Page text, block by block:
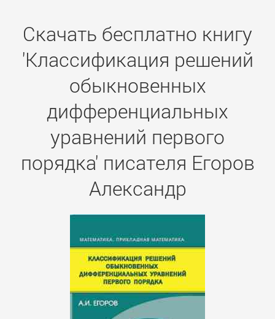
Скачать бесплатно книгу
'Классификация решений
обыкновенных
дифференциальных
уравнений первого
порядка' писателя Егоров
Александр